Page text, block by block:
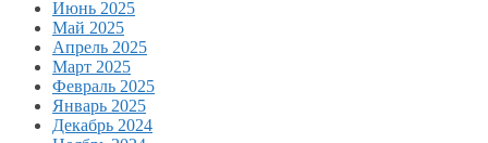
Июнь 2025
Май 2025
Апрель 2025
Март 2025
Февраль 2025
Январь 2025
Декабрь 2024